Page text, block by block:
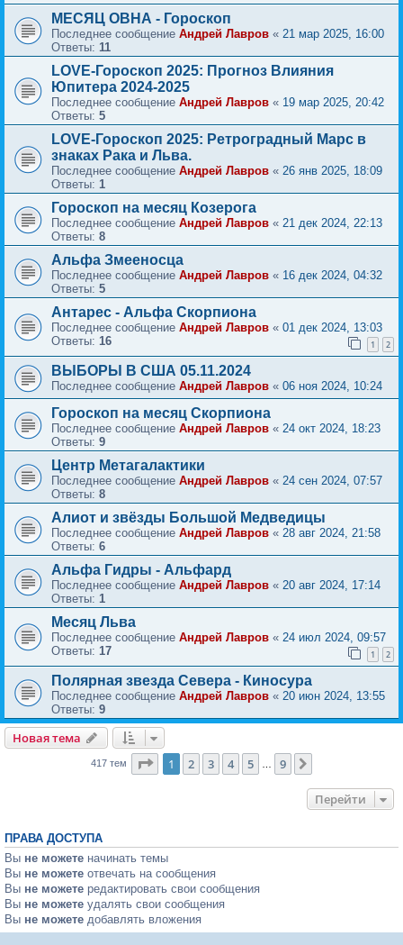
МЕСЯЦ ОВНА - Гороскоп
Последнее сообщение Андрей Лавров « 21 мар 2025, 16:00
Ответы: 11
LOVE-Гороскоп 2025: Прогноз Влияния
Юпитера 2024-2025
Последнее сообщение Андрей Лавров « 19 мар 2025, 20:42
Ответы: 5
LOVE-Гороскоп 2025: Ретроградный Марс в
знаках Рака и Льва.
Последнее сообщение Андрей Лавров « 26 янв 2025, 18:09
Ответы: 1
Гороскоп на месяц Козерога
Последнее сообщение Андрей Лавров « 21 дек 2024, 22:13
Ответы: 8
Альфа Змееносца
Последнее сообщение Андрей Лавров « 16 дек 2024, 04:32
Ответы: 5
Антарес - Альфа Скорпиона
Последнее сообщение Андрей Лавров « 01 дек 2024, 13:03
Ответы: 16 1 2
ВЫБОРЫ В США 05.11.2024
Последнее сообщение Андрей Лавров « 06 ноя 2024, 10:24
Гороскоп на месяц Скорпиона
Последнее сообщение Андрей Лавров « 24 окт 2024, 18:23
Ответы: 9
Центр Метагалактики
Последнее сообщение Андрей Лавров « 24 сен 2024, 07:57
Ответы: 8
Алиот и звёзды Большой Медведицы
Последнее сообщение Андрей Лавров « 28 авг 2024, 21:58
Ответы: 6
Альфа Гидры - Альфард
Последнее сообщение Андрей Лавров « 20 авг 2024, 17:14
Ответы: 1
Месяц Льва
Последнее сообщение Андрей Лавров « 24 июл 2024, 09:57
Ответы: 17 1 2
Полярная звезда Севера - Киносура
Последнее сообщение Андрей Лавров « 20 июн 2024, 13:55
Ответы: 9
Новая тема
417 тем Страница из
1 2 3 4 5 9
Перейти
ПРАВА ДОСТУПА
Вы не можете начинать темы
Вы не можете отвечать на сообщения
Вы не можете редактировать свои сообщения
Вы не можете удалять свои сообщения
Вы не можете добавлять вложения